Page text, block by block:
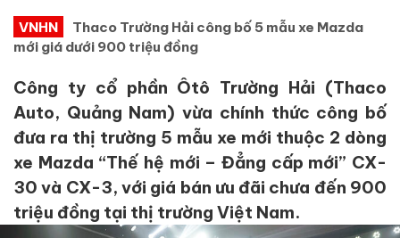
VNHN
Thaco Trường Hải công bố 5 mẫu xe Mazda
mới giá dưới 900 triệu đồng
Công ty cổ phần Ôtô Trường Hải (Thaco
Auto, Quảng Nam) vừa chính thức công bố
đưa ra thị trường 5 mẫu xe mới thuộc 2 dòng
xe Mazda “Thế hệ mới – Đẳng cấp mới” CX-
30 và CX-3, với giá bán ưu đãi chưa đến 900
triệu đồng tại thị trường Việt Nam.